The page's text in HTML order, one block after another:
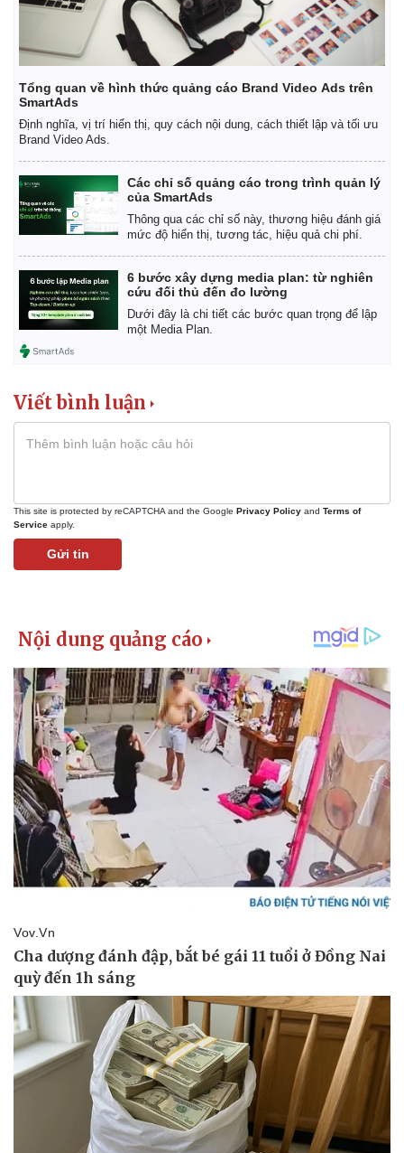
Cuộc sống đó đây
Ảnh
E-Magazine
Infographic
Tổng quan về hình thức quảng cáo Brand Video Ads trên
SmartAds
Định nghĩa, vị trí hiển thị, quy cách nội dung, cách thiết lập và tối ưu
Brand Video Ads.
Các chỉ số quảng cáo trong trình quản lý
của SmartAds
Thông qua các chỉ số này, thương hiệu đánh giá
mức độ hiển thị, tương tác, hiệu quả chi phí.
6 bước xây dựng media plan: từ nghiên
cứu đối thủ đến đo lường
Dưới đây là chi tiết các bước quan trọng để lập
một Media Plan.
Viết bình luận
This site is protected by reCAPTCHA and the Google Privacy Policy and Terms of
Service apply.
Gửi tin